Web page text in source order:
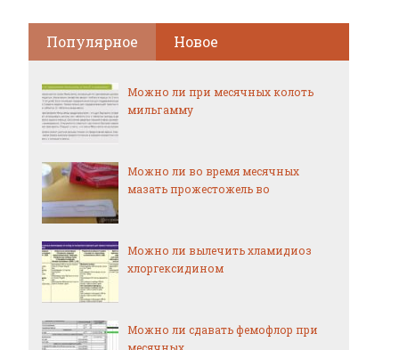
Популярное Новое
Можно ли при месячных колоть
мильгамму
Можно ли во время месячных
мазать прожестожель во
Можно ли вылечить хламидиоз
хлоргексидином
Можно ли сдавать фемофлор при